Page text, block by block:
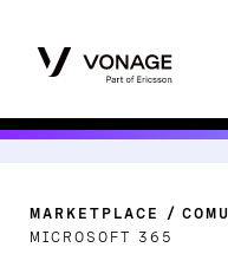
MARKETPLACE
MICROSOFT 365